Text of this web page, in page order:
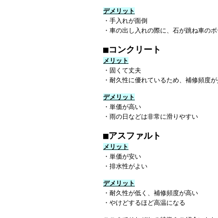
デメリット
・手入れが面倒
・車の出し入れの際に、石が跳ね車の
■コンクリート
メリット
・固くて丈夫
・耐久性に優れているため、補修頻度
デメリット
・単価が高い
・雨の日などは非常に滑りやすい
■アスファルト
メリット
・単価が安い
・排水性がよい
デメリット
・耐久性が低く、補修頻度が高い
・やけどするほど高温になる